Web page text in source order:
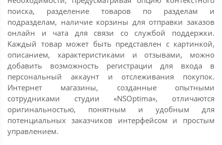
поиска, разделение товаров по разделам и
подразделам, наличие корзины для отправки заказов
онлайн и чата для связи со службой поддержки.
Каждый товар может быть представлен с картинкой,
описанием, характеристиками и отзывами, можно
добавить возможность регистрации для входа в
персональный аккаунт и отслеживания покупок.
Интернет магазины, созданные опытными
сотрудниками студии «NSOptima», отличаются
оригинальностью, понятным и удобным для
потенциальных заказчиков интерфейсом и простым
управлением.